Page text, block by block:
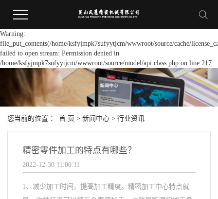
Warning:
file_put_contents(/home/ksfyjmpk7sufyytjcm/wwwroot/source/cache/
failed to open stream: Permission denied in
/home/ksfyjmpk7sufyytjcm/wwwroot/source/model/api.class.php on line 217
您当前的位置 ： 首 页 > 新闻中心 > 行业资讯
精密零件加工的特点有哪些？
2022-12-30 11:00:11
1、减少加工时间，提高加工精度。精密加工中心特点就